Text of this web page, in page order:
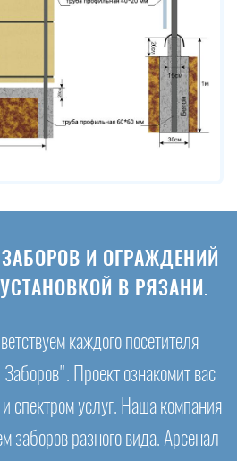
И ОГРАЖДЕНИЙ
В РЯЗАНИ.
каждого посетителя
Проект ознакомит вас
спектром услуг. Наша компания
заборов разного вида. Арсенал